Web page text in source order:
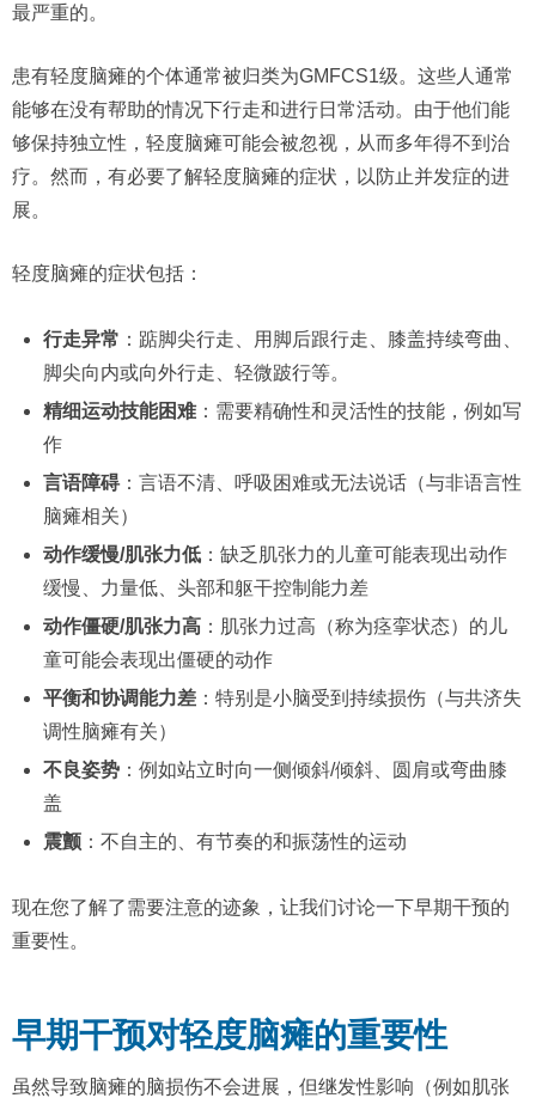
最严重的。
患有轻度脑瘫的个体通常被归类为GMFCS1级。这些人通常
能够在没有帮助的情况下行走和进行日常活动。由于他们能
够保持独立性，轻度脑瘫可能会被忽视，从而多年得不到治
疗。然而，有必要了解轻度脑瘫的症状，以防止并发症的进
展。
轻度脑瘫的症状包括：
行走异常 ：踮脚尖行走、用脚后跟行走、膝盖持续弯曲、
脚尖向内或向外行走、轻微跛行等。
精细运动技能困难：需要精确性和灵活性的技能，例如写
作
言语障碍：言语不清、呼吸困难或无法说话（与非语言性
脑瘫相关）
动作缓慢/肌张力低：缺乏肌张力的儿童可能表现出动作
缓慢、力量低、头部和躯干控制能力差
动作僵硬/肌张力高：肌张力过高（称为痉挛状态）的儿
童可能会表现出僵硬的动作
平衡和协调能力差：特别是小脑受到持续损伤（与共济失
调性脑瘫有关）
不良姿势：例如站立时向一侧倾斜/倾斜、圆肩或弯曲膝
盖
震颤：不自主的、有节奏的和振荡性的运动
现在您了解了需要注意的迹象，让我们讨论一下早期干预的
重要性。
早期干预对轻度脑瘫的重要性
虽然导致脑瘫的脑损伤不会进展，但继发性影响（例如肌张